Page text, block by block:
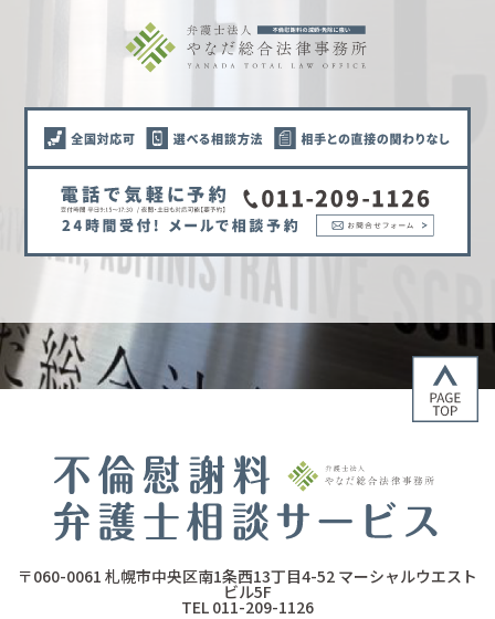
〒060-0061 札幌市中央区南1条西13丁目4-52 マーシャルウエスト
ビル5F
TEL 011-209-1126